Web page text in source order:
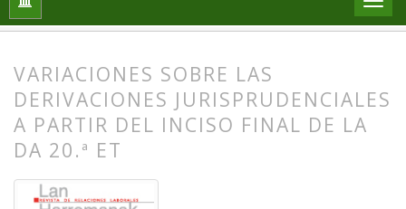
Inicio Núm. 32 (2015): Las relaciones laborales
VARIACIONES SOBRE LAS
DERIVACIONES JURISPRUDENCIALES
A PARTIR DEL INCISO FINAL DE LA
DA 20.ª ET